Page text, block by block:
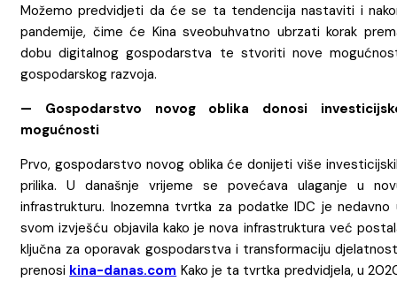
Možemo predvidjeti da će se ta tendencija nastaviti i
pandemije, čime će Kina sveobuhvatno ubrzati korak
dobu digitalnog gospodarstva te stvoriti nove
gospodarskog razvoja.
— Gospodarstvo novog oblika donosi
mogućnosti
Prvo, gospodarstvo novog oblika će donijeti više
prilika. U današnje vrijeme se povećava ulaganje u
infrastrukturu. Inozemna tvrtka za podatke IDC je nedavno
svom izvješću objavila kako je nova infrastruktura već
ključna za oporavak gospodarstva i transformaciju
prenosi kina-danas.com Kako je ta tvrtka predvidjela, u